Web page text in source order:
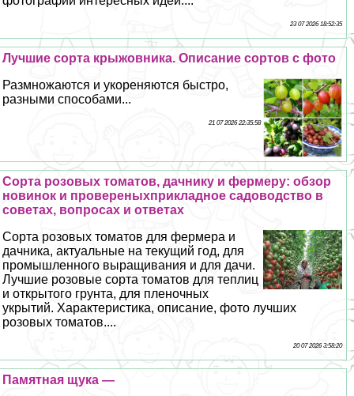
23 07 2026 18:52:35
Лучшие сорта крыжовника. Описание сортов с фото
Размножаются и укореняются быстро,
разными способами...
21 07 2026 22:35:58
Сорта розовых томатов, дачнику и фермеру: обзор
новинок и провереныхприкладное садоводство в
советах, вопросах и ответах
Сорта розовых томатов для фермера и
дачника, актуальные на текущий год, для
промышленного выращивания и для дачи.
Лучшие розовые сорта томатов для теплиц
и открытого грунта, для пленочных
укрытий. Хаpaктеристика, описание, фото лучших
розовых томатов....
20 07 2026 3:58:20
Памятная щука —